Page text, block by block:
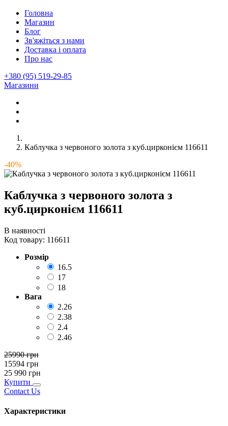
Головна
Магазин
Блог
Зв'яжіться з нами
Доставка і оплата
Про нас
+380 (95) 519-29-85
Магазини
Каблучка з червоного золота з куб.цирконієм 116611
-40%
Каблучка з червоного золота з
куб.цирконієм 116611
В наявності
Код товару: 116611
Розмір
16.5
17
18
Вага
2.26
2.38
2.4
2.46
25990грн
15594 грн
25 990 грн
Купити
Contact Us
Характеристики